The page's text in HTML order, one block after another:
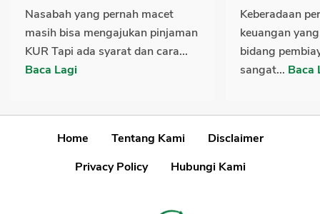
Nasabah yang pernah macet
masih bisa mengajukan pinjaman
KUR Tapi ada syarat dan cara...
Baca Lagi
Keberadaan
keuangan
bidang
sangat... Baca
Home Tentang Kami
Disclaimer
Privacy Policy
Hubungi Kami